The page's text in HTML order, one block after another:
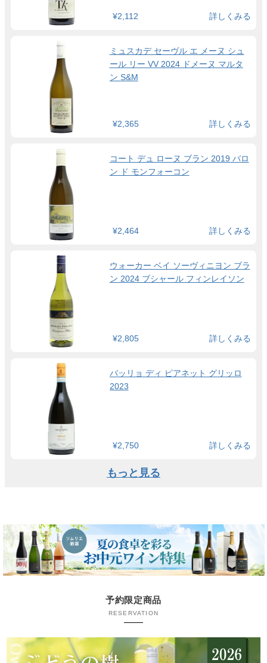
¥2,112 詳しくみる
ミュスカデ セーヴル エ メーヌ シュ
ール リー VV 2024 ドメーヌ マルタ
ン S&M
¥2,365 詳しくみる
コート デュ ローヌ ブラン 2019 バロ
ン ド モンフォーコン
¥2,464 詳しくみる
ウォーカー ベイ ソーヴィニヨン ブラ
ン 2024 ブシャール フィンレイソン
¥2,805 詳しくみる
バッリョ ディ ピアネット グリッロ
2023
¥2,750 詳しくみる
もっと見る
予約限定商品
RESERVATION